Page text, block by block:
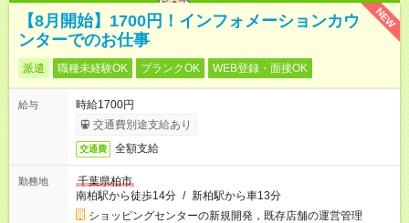
NEW
【8月開始】1700円！インフォメーションカウ
ンターでのお仕事
派遣 職種未経験OK ブランクOK WEB登録・面接OK
給与
時給1700円
交通費別途支給あり
交通費 全額支給
勤務地
千葉県柏市
南柏駅から徒歩14分 / 新柏駅から車13分
ショッピングセンターの新規開発，既存店舗の運営管理